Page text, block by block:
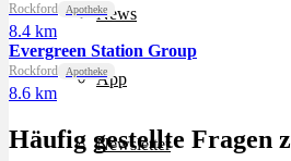
News
App
Newsletter
Rockford Apotheke
8.4 km
Evergreen Station Group
Rockford Apotheke
8.6 km
Häufig gestellte Fragen